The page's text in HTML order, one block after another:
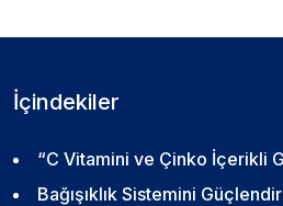
İçindekiler
“C Vitamini ve Çinko İçerikli
Bağışıklık Sistemini